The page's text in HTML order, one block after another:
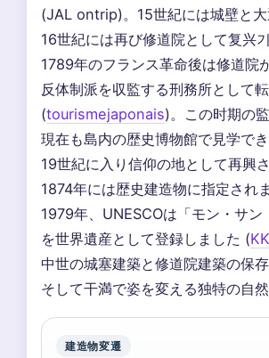
(JAL ontrip)。15世紀には城壁と
16世紀には再び修道院として复
1789年のフランス革命後は修道院
反体制派を収監する刑務所として
(tourismejaponais)。この时期の
現在も島内の歴史博物館で見学で
19世紀に入り信仰の地として再興さ
1874年には歴史建造物に指定されま
1979年、UNESCOは「モン・サ
を世界遺産として登録しました (
中世の城塞建築と修道院建築の保存
そして干満で姿を変える独特の自
建造物変遷